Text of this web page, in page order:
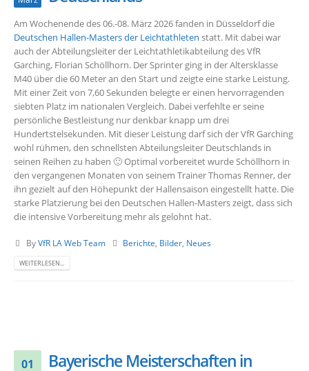
Am Wochenende des 06.-08. März 2026 fanden in Düsseldorf die
Deutschen Hallen-Masters der Leichtathleten statt. Mit dabei war
auch der Abteilungsleiter der Leichtathletikabteilung des VfR
Garching, Florian Schöllhorn. Der Sprinter ging in der Altersklasse
M40 über die 60 Meter an den Start und zeigte eine starke Leistung.
Mit einer Zeit von 7,60 Sekunden belegte er einen hervorragenden
siebten Platz im nationalen Vergleich. Dabei verfehlte er seine
persönliche Bestleistung nur denkbar knapp um drei
Hundertstelsekunden. Mit dieser Leistung darf sich der VfR Garching
wohl rühmen, den schnellsten Abteilungsleiter Deutschlands in
seinen Reihen zu haben 🙂 Optimal vorbereitet wurde Schöllhorn in
den vergangenen Monaten von seinem Trainer Thomas Renner, der
ihn gezielt auf den Höhepunkt der Hallensaison eingestellt hatte. Die
starke Platzierung bei den Deutschen Hallen-Masters zeigt, dass sich
die intensive Vorbereitung mehr als gelohnt hat.
ByVfR LA Web Team Berichte, Bilder, Neues
WEITERLESEN...
01
Bayerische Meisterschaften in